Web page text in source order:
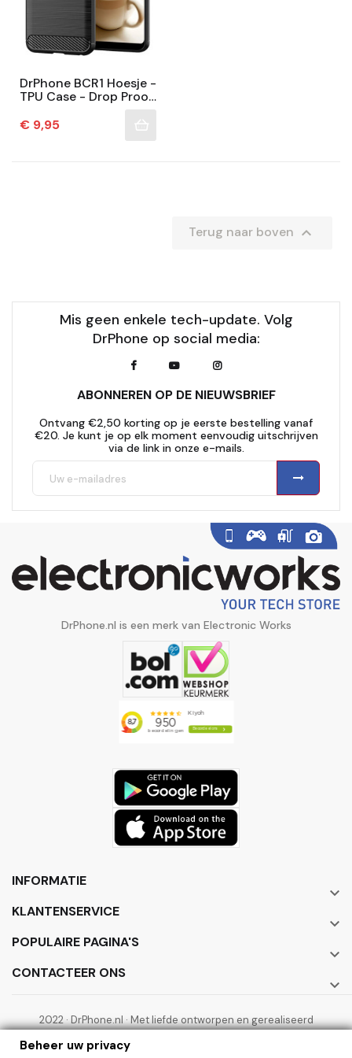
DrPhone BCR1 Hoesje -
TPU Case - Drop Proof
Carbon Fiber Look -
Geschikt Voor LG...
Prijs
€ 9,95
Terug naar boven 
Mis geen enkele tech-update. Volg
DrPhone op social media:
ABONNEREN OP DE NIEUWSBRIEF
Ontvang €2,50 korting op je eerste bestelling vanaf
€20. Je kunt je op elk moment eenvoudig uitschrijven
via de link in onze e-mails.
DrPhone.nl is een merk van Electronic Works
INFORMATIE

KLANTENSERVICE

POPULAIRE PAGINA'S

CONTACTEER ONS

2022 · DrPhone.nl · Met liefde ontworpen en gerealiseerd
Beheer uw privacy